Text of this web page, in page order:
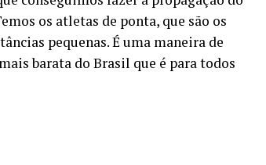
os atletas de ponta, que são os
pequenas. É uma maneira de
barata do Brasil que é para todos